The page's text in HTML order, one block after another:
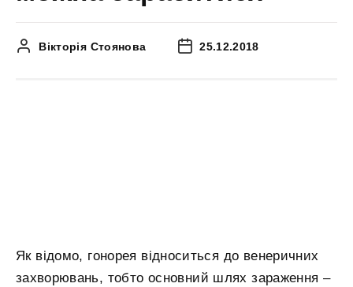
Вікторія Стоянова 25.12.2018
Як відомо, гонорея відноситься до венеричних
захворювань, тобто основний шлях зараження –